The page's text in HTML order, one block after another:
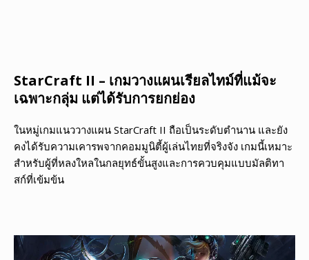
StarCraft II – เกมวางแผนเรียลไทม์ที่แม้จะ
เฉพาะกลุ่ม แต่ได้รับการยกย่อง
ในหมู่เกมแนววางแผน StarCraft II ถือเป็นระดับตำนาน และยัง
คงได้รับความเคารพจากคอมมูนิตี้ผู้เล่นไทยที่จริงจัง เกมนี้เหมาะ
สำหรับผู้ที่หลงใหลในกลยุทธ์ขั้นสูงและการควบคุมแบบมัลติทา
สก์ที่เข้มข้น